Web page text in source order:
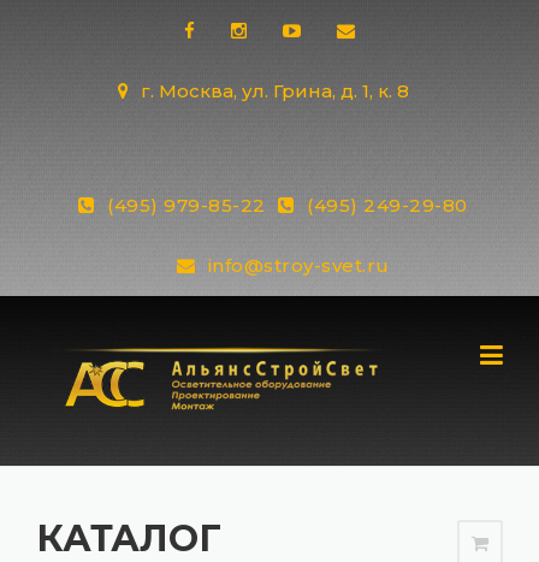
г. Москва, ул. Грина, д. 1, к. 8
(495) 979-85-22 (495) 249-29-80
info@stroy-svet.ru
КАТАЛОГ